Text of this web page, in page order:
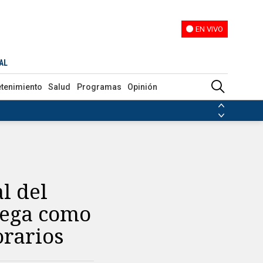
EN VIVO
Salud Programas Opinión
y horarios
del
como